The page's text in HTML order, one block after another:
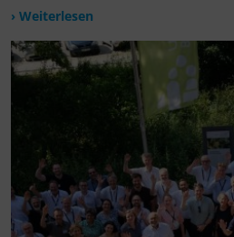
› Weiterlesen